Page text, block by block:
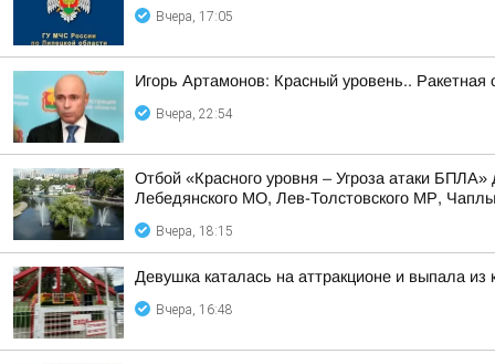
Вчера, 17:05
Игорь Артамонов: Красный уровень.. Ракетная
Вчера, 22:54
Отбой «Красного уровня – Угроза атаки
Лебедянского МО, Лев-Толстовского МР,
Вчера, 18:15
Девушка каталась на аттракционе и выпала
Вчера, 16:48